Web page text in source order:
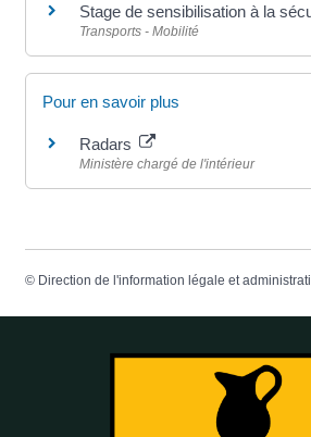
Stage de sensibilisation à la
Transports - Mobilité
Pour en savoir plus
Radars
Ministère chargé de l'intérieur
© Direction de l'information légale et